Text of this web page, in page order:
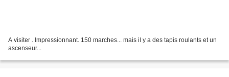
A visiter . Impressionnant. 150 marches... mais il y a des tapis roulants et un
ascenseur...